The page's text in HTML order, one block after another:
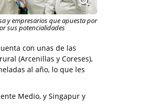
y empresarios que apuesta por
sus potencialidades
con unas de las
(Arcenillas y Coreses),
al año, lo que les
Medio, y Singapur y